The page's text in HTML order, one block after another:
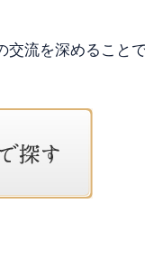
流を深めること